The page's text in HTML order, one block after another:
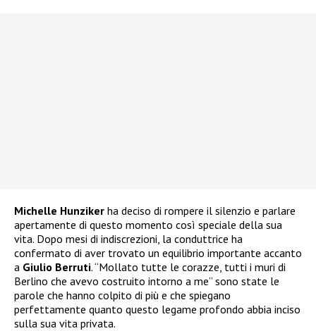
Michelle Hunziker ha deciso di rompere il silenzio e parlare
apertamente di questo momento così speciale della sua
vita. Dopo mesi di indiscrezioni, la conduttrice ha
confermato di aver trovato un equilibrio importante accanto
a Giulio Berruti. “Mollato tutte le corazze, tutti i muri di
Berlino che avevo costruito intorno a me” sono state le
parole che hanno colpito di più e che spiegano
perfettamente quanto questo legame profondo abbia inciso
sulla sua vita privata.